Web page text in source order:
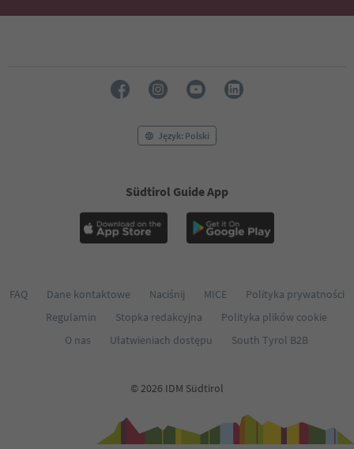
Język: Polski
Südtirol Guide App
FAQ Dane kontaktowe Naciśnij MICE
Polityka prywatności
Regulamin
Stopka redakcyjna
Polityka plików cookie
O nas
Ułatwieniach dostępu South Tyrol B2B
© 2026 IDM Südtirol